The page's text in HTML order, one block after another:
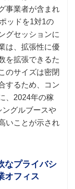
事業者が含まれ
ッドを1対1の
グセッションに
は、拡張性に優
を拡張できるた
のサイズは密閉
するため、コン
、2024年の稼
グルブースや
いことが示され
なプライバシ
オフィス